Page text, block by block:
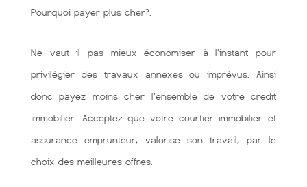
Pourquoi payer plus cher?.
Ne vaut il pas mieux économiser à l'instant pour
privilégier des travaux annexes ou imprévus. Ainsi
donc payez moins cher l’ensemble de votre crédit
immobilier. Acceptez que votre courtier immobilier et
assurance emprunteur, valorise son travail, par le
choix des meilleures offres.